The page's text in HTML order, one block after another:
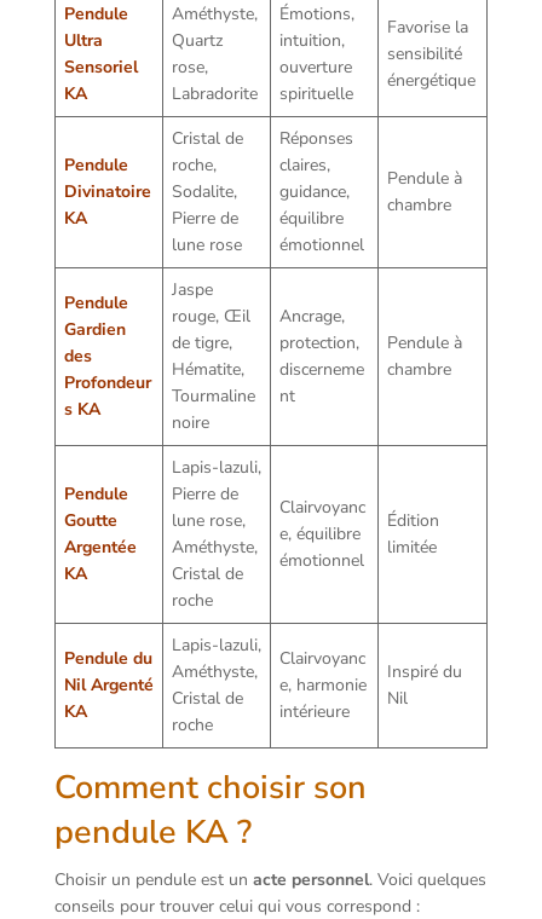
Pendule
Ultra
Sensoriel
KA
Améthyste,
Quartz
rose,
Labradorite
Émotions,
intuition,
ouverture
spirituelle
Favorise la
sensibilité
énergétique
Pendule
Divinatoire
KA
Cristal de
roche,
Sodalite,
Pierre de
lune rose
Réponses
claires,
guidance,
équilibre
émotionnel
Pendule à
chambre
Pendule
Gardien
des
Profondeur
s KA
Jaspe
rouge, Œil
de tigre,
Hématite,
Tourmaline
noire
Ancrage,
protection,
discerneme
nt
Pendule à
chambre
Pendule
Goutte
Argentée
KA
Lapis-lazuli,
Pierre de
lune rose,
Améthyste,
Cristal de
roche
Clairvoyanc
e, équilibre
émotionnel
Édition
limitée
Pendule du
Nil Argenté
KA
Lapis-lazuli,
Améthyste,
Cristal de
roche
Clairvoyanc
e, harmonie
intérieure
Inspiré du
Nil
Comment choisir son
pendule KA ?
Choisir un pendule est un acte personnel. Voici quelques
conseils pour trouver celui qui vous correspond :